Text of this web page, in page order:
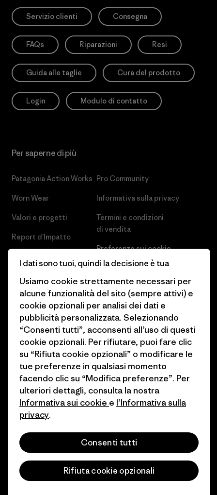
Servizio clienti Consegna
FAQs Riparazioni Resi
Guida alle taglie Cura del prodotto
Login Modulo di contatto
Per saperne di più
Patagonia Action Works
Worn Wear
Valori e progetti
Report d’Impatto
Obiettivi climatici
1% For The Planet
Come finanziamo
Buoni regalo
Trova un negozio
Pro Community
Informativa sulla privacy
Termini e condizioni
di vendita
Preferenze sui cookie
Lavora con noi
Stampa e media
Industry program
Programma di affiliazione
Patagonia Italia Mappa del sito
© 2026 Patagonia, Inc. All Rights Reserved.
I dati sono tuoi, quindi la decisione è tua
Usiamo cookie strettamente necessari per
alcune funzionalità del sito (sempre attivi) e
cookie opzionali per analisi dei dati e
pubblicità personalizzata. Selezionando
“Consenti tutti”, acconsenti all’uso di questi
cookie opzionali. Per rifiutare, puoi fare clic
su “Rifiuta cookie opzionali” o modificare le
tue preferenze in qualsiasi momento
facendo clic su “Modifica preferenze”. Per
ulteriori dettagli, consulta la nostra
Informativa sui cookie e l’Informativa sulla
privacy.
Consenti tutti
Rifiuta cookie opzionali